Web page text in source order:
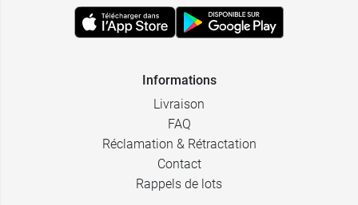
Informations
Livraison
FAQ
Réclamation & Rétractation
Contact
Rappels de lots